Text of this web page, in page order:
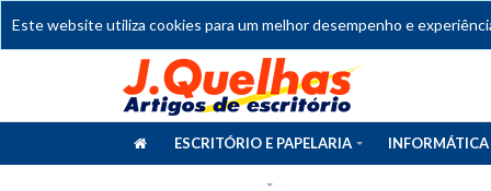
Este website utiliza cookies para um melhor desempenho e
ESCRITÓRIO E PAPELARIA INFORMÁTICA